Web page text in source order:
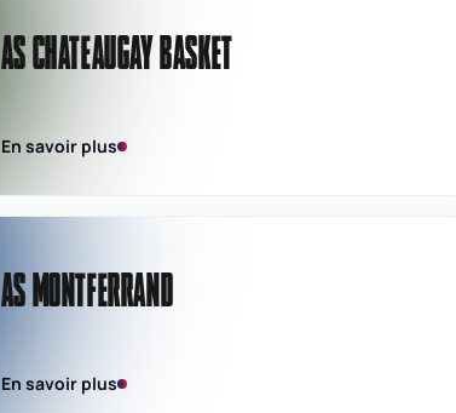
AS CHATEAUGAY BASKET
En savoir plus
AS MONTFERRAND
En savoir plus